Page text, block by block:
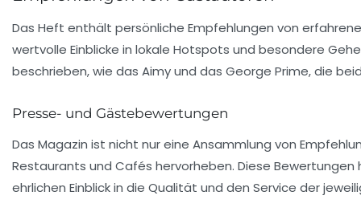
Das Heft enthält persönliche Empfehlungen von
wertvolle Einblicke in lokale Hotspots und besondere
beschrieben, wie das Aimy und das George Prime, die
Presse- und Gästebewertungen
Das Magazin ist nicht nur eine Ansammlung von
Restaurants und Cafés hervorheben. Diese
ehrlichen Einblick in die Qualität und den Service der